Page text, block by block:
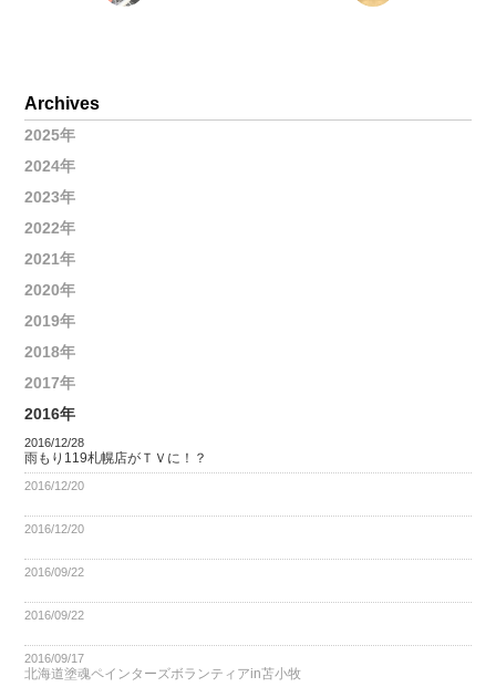
Archives
2025年
2024年
2023年
2022年
2021年
2020年
2019年
2018年
2017年
2016年
2016/12/28
雨もり119札幌店がＴＶに！？
2016/12/20
2016/12/20
2016/09/22
2016/09/22
2016/09/17
北海道塗魂ペインターズボランティアin苫小牧